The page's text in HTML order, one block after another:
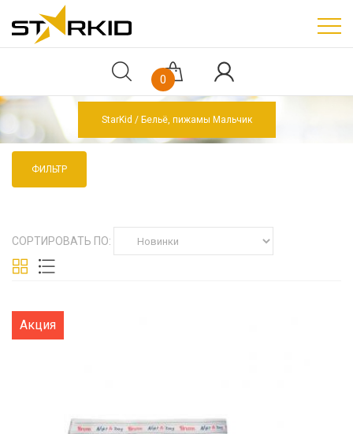
0
StarKid Бельё, пижамы Мальчик
ФИЛЬТР
СОРТИРОВАТЬ ПО:
Акция